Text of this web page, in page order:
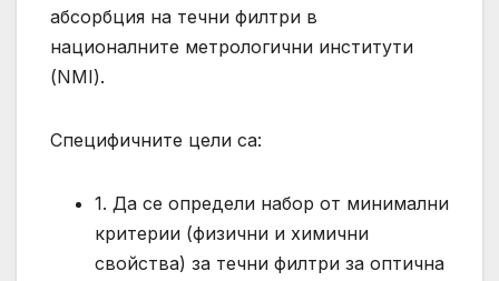
абсорбция на течни филтри в
националните метрологични институти
(NMI).
Специфичните цели са:
1. Да се определи набор от минимални
критерии (физични и химични
свойства) за течни филтри за оптична